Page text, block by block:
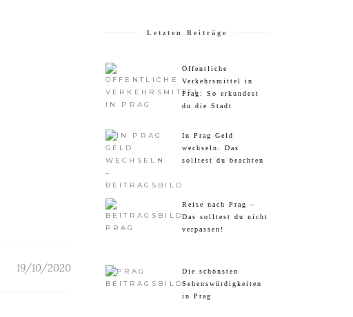
19/10/2020
Letzten Beiträge
Öffentliche
Verkehrsmittel in
Prag: So erkundest
du die Stadt
In Prag Geld
wechseln: Das
solltest du beachten
Reise nach Prag –
Das solltest du nicht
verpassen!
Die schönsten
Sehenswürdigkeiten
in Prag